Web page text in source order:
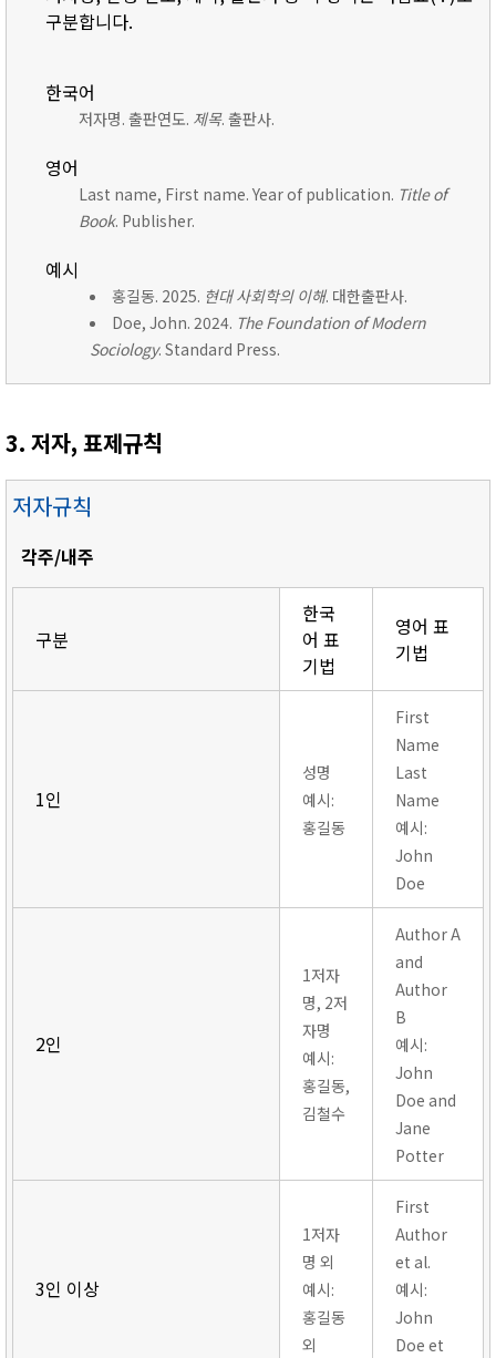
구분합니다.
한국어
저자명. 출판연도. 제목. 출판사.
영어
Last name, First name. Year of publication. Title of
Book. Publisher.
예시
홍길동. 2025. 현대 사회학의 이해. 대한출판사.
Doe, John. 2024. The Foundation of Modern
Sociology. Standard Press.
3. 저자, 표제규칙
저자규칙
각주/내주
구분
한국
어 표
기법
영어 표
기법
1인
성명
예시:
홍길동
First
Name
Last
Name
예시:
John
Doe
2인
1저자
명, 2저
자명
예시:
홍길동,
김철수
Author A
and
Author
B
예시:
John
Doe and
Jane
Potter
3인 이상
1저자
명 외
예시:
홍길동
외
First
Author
et al.
예시:
John
Doe et